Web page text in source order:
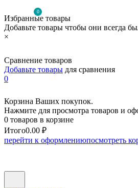
0
Избранные товары
Добавьте товары чтобы они всегда
×
Сравнение товаров
Добавьте товары для сравнения
0
Корзина Ваших покупок.
Нажмите для просмотра товаров и
0 товаров в корзине
Итого0.00 ₽
перейти к оформлениюпосмотреть